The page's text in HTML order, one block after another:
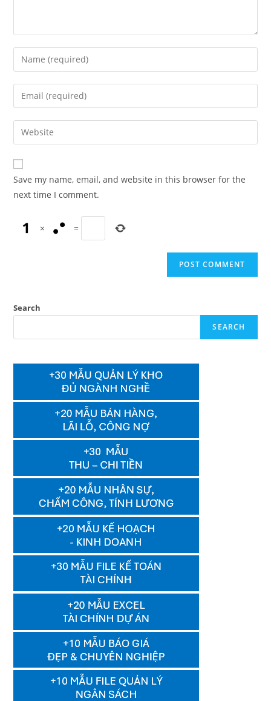
Enter
your
name
comment
Enter
your
email
address
comment
Enter
your
website
URL
(optional)
Save my name, email, and website in this browser for the
next time I comment.
× =
Search
SEARCH